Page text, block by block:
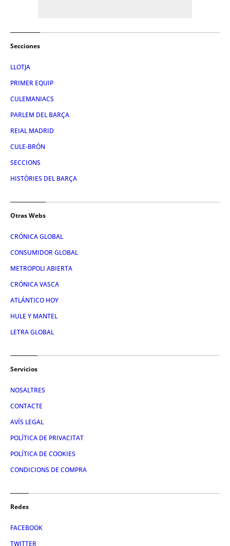
Secciones
LLOTJA
PRIMER EQUIP
CULEMANIACS
PARLEM DEL BARÇA
REIAL MADRID
CULE-BRÓN
SECCIONS
HISTÒRIES DEL BARÇA
Otras Webs
CRÓNICA GLOBAL
CONSUMIDOR GLOBAL
METROPOLI ABIERTA
CRÓNICA VASCA
ATLÁNTICO HOY
HULE Y MANTEL
LETRA GLOBAL
Servicios
NOSALTRES
CONTACTE
AVÍS LEGAL
POLÍTICA DE PRIVACITAT
POLÍTICA DE COOKIES
CONDICIONS DE COMPRA
Redes
FACEBOOK
TWITTER